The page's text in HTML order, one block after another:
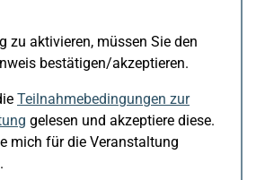
zu aktivieren, müssen Sie den
bestätigen/akzeptieren.
Teilnahmebedingungen zur
gelesen und akzeptiere diese.
mich für die Veranstaltung